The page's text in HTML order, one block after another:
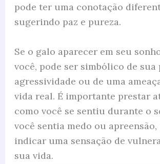
pode ter uma conotação
sugerindo paz e pureza.
Se o galo aparecer em seu
você, pode ser simbólico de
agressividade ou de uma
vida real. É importante prestar
como você se sentiu durante o
você sentia medo ou apreensão,
indicar uma sensação de
sua vida.